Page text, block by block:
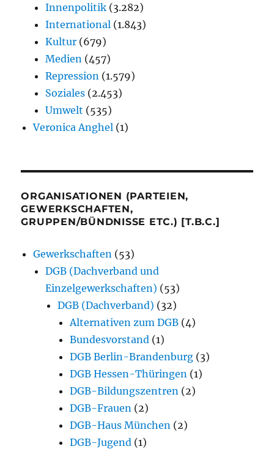
Innenpolitik (3.282)
International (1.843)
Kultur (679)
Medien (457)
Repression (1.579)
Soziales (2.453)
Umwelt (535)
Veronica Anghel (1)
ORGANISATIONEN (PARTEIEN,
GEWERKSCHAFTEN,
GRUPPEN/BÜNDNISSE ETC.) [T.B.C.]
Gewerkschaften (53)
DGB (Dachverband und
Einzelgewerkschaften) (53)
DGB (Dachverband) (32)
Alternativen zum DGB (4)
Bundesvorstand (1)
DGB Berlin-Brandenburg (3)
DGB Hessen-Thüringen (1)
DGB-Bildungszentren (2)
DGB-Frauen (2)
DGB-Haus München (2)
DGB-Jugend (1)